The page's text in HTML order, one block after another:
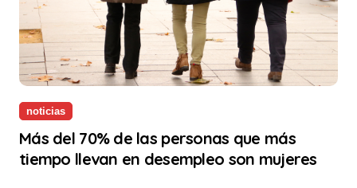
noticias
Más del 70% de las personas que más
tiempo llevan en desempleo son mujeres